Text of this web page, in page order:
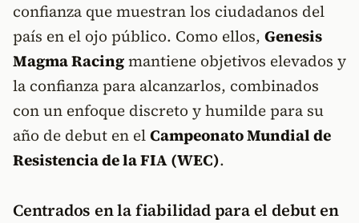
confianza que muestran los ciudadanos del
país en el ojo público. Como ellos, Genesis
Magma Racingmantiene objetivos elevados y
la confianza para alcanzarlos, combinados
con un enfoque discreto y humilde para su
año de debut en elCampeonato Mundial de
Resistencia de la FIA (WEC).
Centrados en la fiabilidad para el debut en